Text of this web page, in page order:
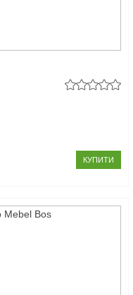
КУПИТИ